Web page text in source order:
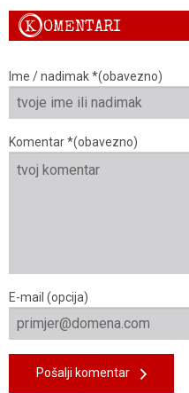
KOMENTARI
Ime / nadimak *(obavezno)
Komentar *(obavezno)
E-mail (opcija)
Pošalji komentar